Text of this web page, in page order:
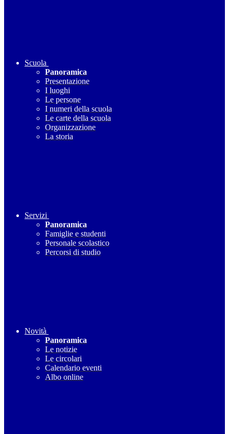
Scuola
Panoramica
Presentazione
I luoghi
Le persone
I numeri della scuola
Le carte della scuola
Organizzazione
La storia
Servizi
Panoramica
Famiglie e studenti
Personale scolastico
Percorsi di studio
Novità
Panoramica
Le notizie
Le circolari
Calendario eventi
Albo online